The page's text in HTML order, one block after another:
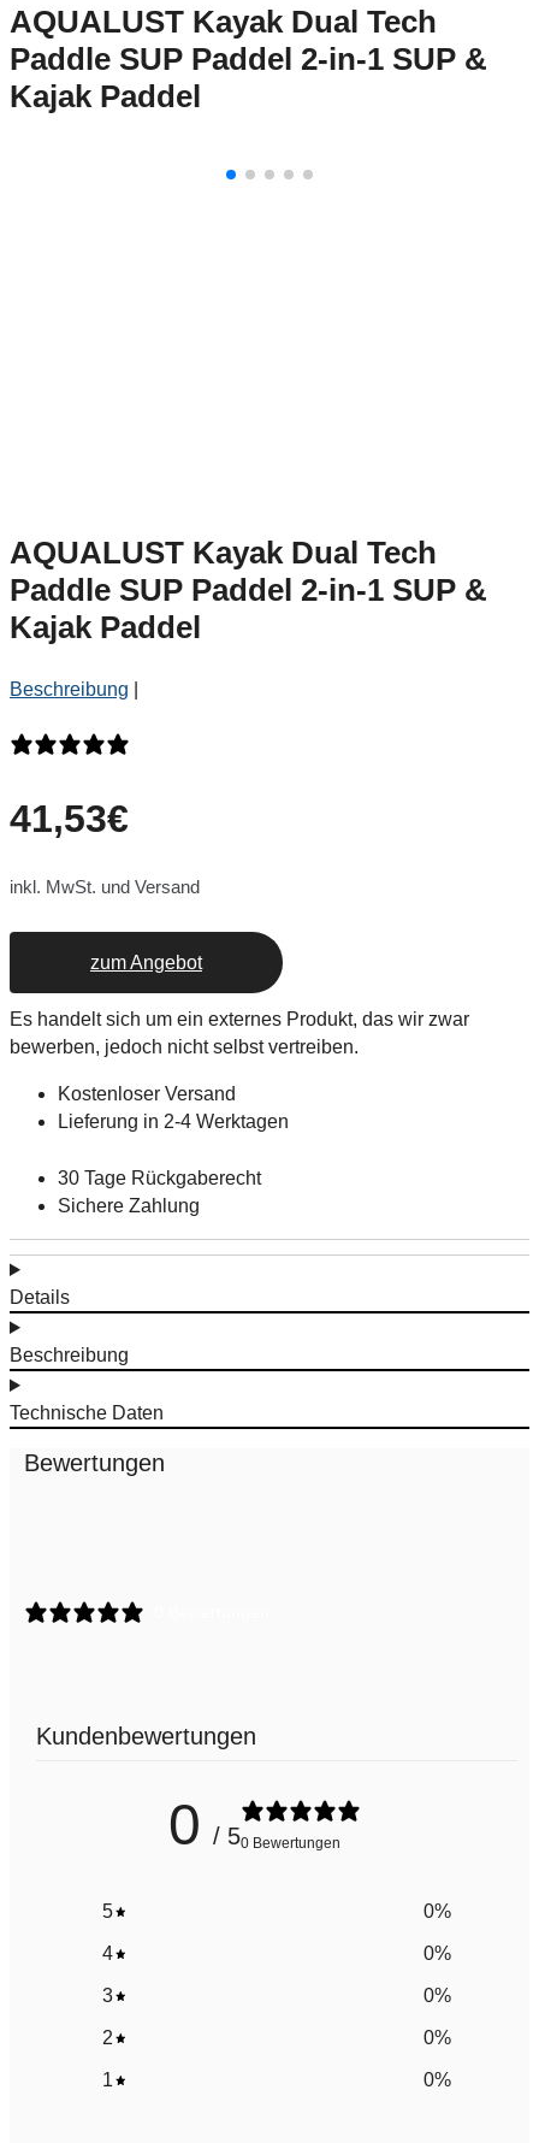
AQUALUST Kayak Dual Tech
Paddle SUP Paddel 2-in-1 SUP &
Kajak Paddel
AQUALUST Kayak Dual Tech
Paddle SUP Paddel 2-in-1 SUP &
Kajak Paddel
Beschreibung
41,53€
inkl. MwSt. und Versand
zum Angebot
Es handelt sich um ein externes Produkt, das wir zwar
bewerben, jedoch nicht selbst vertreiben.
Kostenloser Versand
Lieferung in 2-4 Werktagen
30 Tage Rückgaberecht
Sichere Zahlung
Details
Beschreibung
Technische Daten
Bewertungen
Kundenbewertungen
0 / 50 Bewertungen
5 0%
4 0%
3 0%
2 0%
1 0%